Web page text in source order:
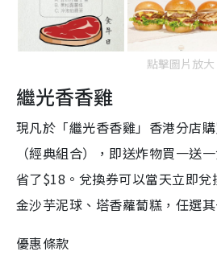
點擊圖片放大
繼光香香雞
現凡於「繼光香香雞」香港分店
（經典組合），即送炸物買一送
省了$18。兌換券可以當天立即兌
金沙芋泥球、塔香蘿蔔糕，任選其
優惠條款